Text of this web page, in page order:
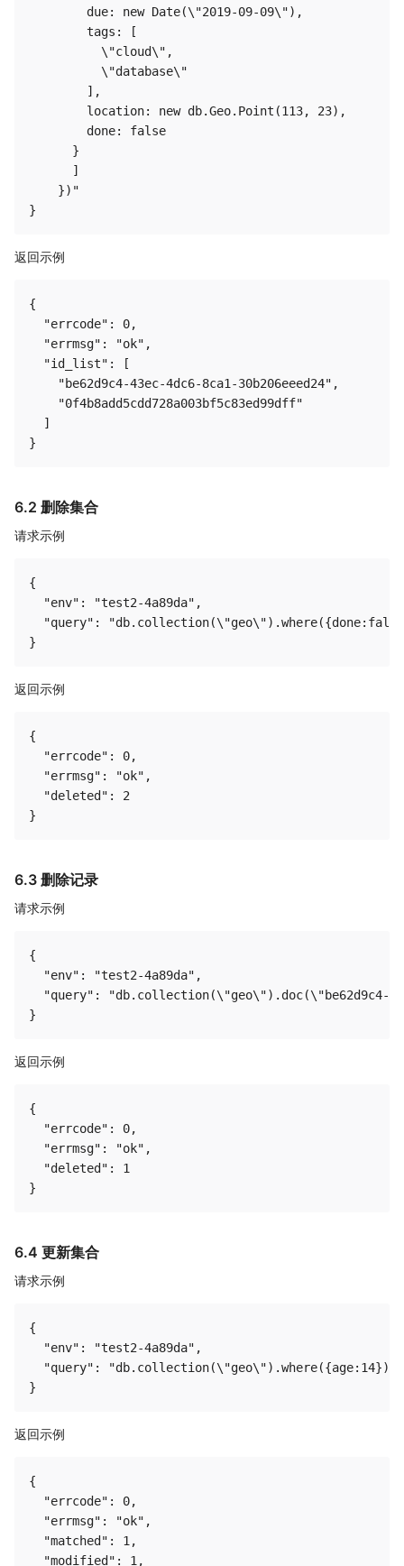
        due: new Date(\"2019-09-09\"),
        tags: [
          \"cloud\",
          \"database\"
        ],
        location: new db.Geo.Point(113, 23),
        done: false
      }
      ]
    })"
返回示例
{
  "errcode": 0,
  "errmsg": "ok",
  "id_list": [
    "be62d9c4-43ec-4dc6-8ca1-30b206eeed24",
    "0f4b8add5cdd728a003bf5c83ed99dff"
  ]
6.2 删除集合
请求示例
{
  "env": "test2-4a89da",
"query":
返回示例
{
  "errcode": 0,
  "errmsg": "ok",
  "deleted": 2
6.3 删除记录
请求示例
{
  "env": "test2-4a89da",
"query": "db.collection(\"geo\").doc(\"be62d9c4-
返回示例
{
  "errcode": 0,
  "errmsg": "ok",
  "deleted": 1
6.4 更新集合
请求示例
{
  "env": "test2-4a89da",
"query":
返回示例
{
  "errcode": 0,
  "errmsg": "ok",
  "matched": 1,
  "modified": 1,